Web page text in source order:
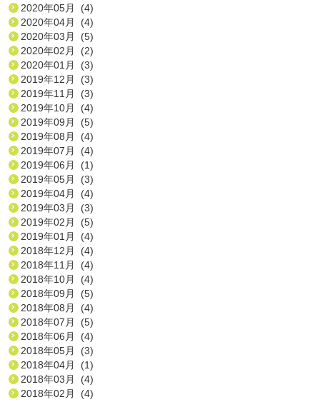
2020年05月 (4)
2020年04月 (4)
2020年03月 (5)
2020年02月 (2)
2020年01月 (3)
2019年12月 (3)
2019年11月 (3)
2019年10月 (4)
2019年09月 (5)
2019年08月 (4)
2019年07月 (4)
2019年06月 (1)
2019年05月 (3)
2019年04月 (4)
2019年03月 (3)
2019年02月 (5)
2019年01月 (4)
2018年12月 (4)
2018年11月 (4)
2018年10月 (4)
2018年09月 (5)
2018年08月 (4)
2018年07月 (5)
2018年06月 (4)
2018年05月 (3)
2018年04月 (1)
2018年03月 (4)
2018年02月 (4)